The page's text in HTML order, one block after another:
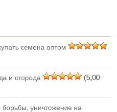
семена оптом
и огорода
(5,00
борьбы, уничтожение на